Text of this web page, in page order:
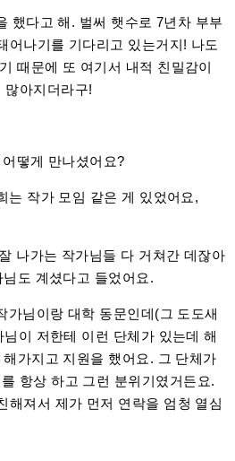
했다고 해. 벌써 햇수로 7년차 부부
어나기를 기다리고 있는거지! 나도
때문에 또 여기서 내적 친밀감이
많아지더라구!
떻게 만나셨어요?
는 작가 모임 같은 게 있었어요,
나가는 작가님들 다 거쳐간 데잖아
도 계셨다고 들었어요.
가님이랑 대학 동문인데(그 도도새
이 저한테 이런 단체가 있는데 해
가지고 지원을 했어요. 그 단체가
항상 하고 그런 분위기였거든요.
해져서 제가 먼저 연락을 엄청 열심